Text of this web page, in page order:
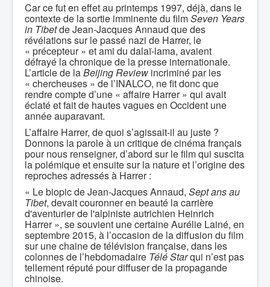
Car ce fut en effet au printemps 1997, déjà, dans le
contexte de la sortie imminente du filmSeven Years
in Tibetde Jean-Jacques Annaud que des
révélations sur le passé nazi de Harrer, le
« précepteur » et ami du dalaï-lama, avaient
défrayé la chronique de la presse internationale.
L’article de laBeijing Review incriminé par les
« chercheuses » de l’INALCO, ne fit donc que
rendre compte d’une « affaire Harrer » qui avait
éclaté et fait de hautes vagues en Occident une
année auparavant.
L’affaire Harrer, de quoi s’agissait-il au juste ?
Donnons la parole à un critique de cinéma français
pour nous renseigner, d’abord sur le film qui suscita
la polémique et ensuite sur la nature et l’origine des
reproches adressés à Harrer :
« Le biopic de Jean-Jacques Annaud, Sept ans au
Tibet, devait couronner en beauté la carrière
d'aventurier de l'alpiniste autrichien Heinrich
Harrer », se souvient une certaine Aurélie Lainé, en
septembre 2015, à l’occasion de la diffusion du film
sur une chaine de télévision française, dans les
colonnes de l’hebdomadaire Télé Starqui n’est pas
tellement réputé pour diffuser de la propagande
chinoise.